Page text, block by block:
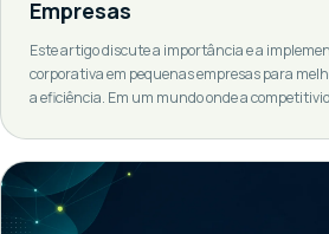
Empresas
Este artigo discute a importância e a
corporativa em pequenas empresas para
a eficiência. Em um mundo onde a
para o crescimento e desenvolvimento de
Conceito de Educação Corporativa É um